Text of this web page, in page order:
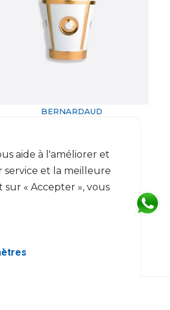
BERNARDAUD
25cl
$154
aide à l'améliorer et
et la meilleure
« Accepter », vous